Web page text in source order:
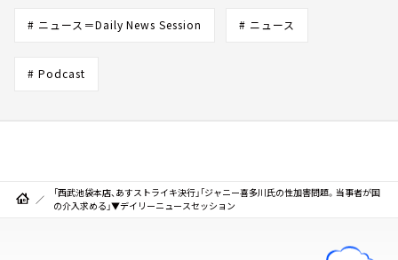
# ニュース＝Daily News Session # ニュース
# Podcast
「西武池袋本店、あすストライキ決行」「ジャニー喜多川氏の性加害問題。当事者が国
の介入求める」▼デイリーニュースセッション